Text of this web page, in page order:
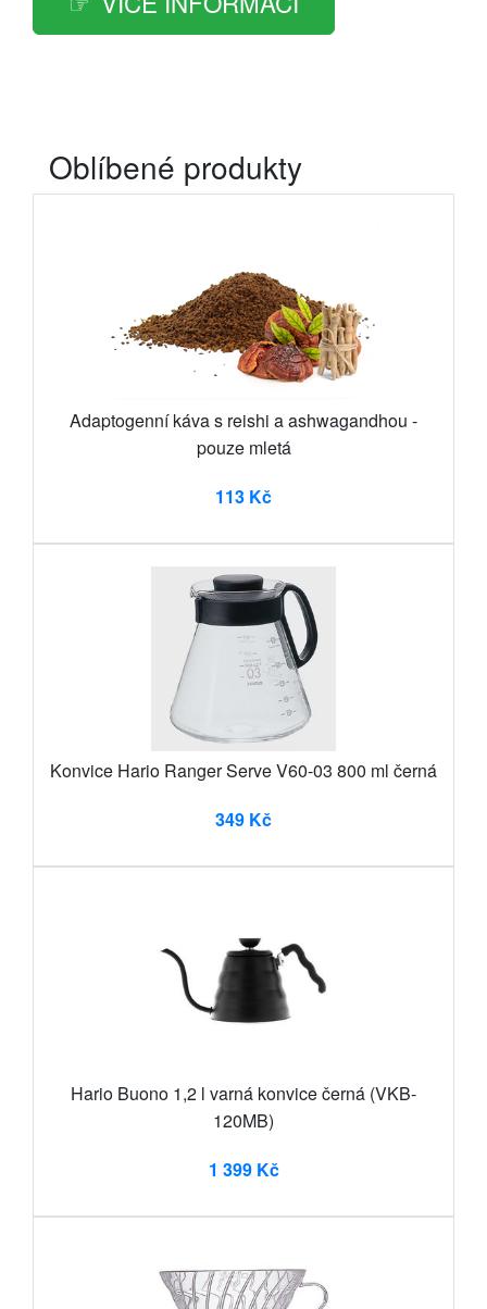
Oblíbené produkty
Adaptogenní káva s reishi a ashwagandhou -
pouze mletá
113 Kč
Konvice Hario Ranger Serve V60-03 800 ml černá
349 Kč
Hario Buono 1,2 l varná konvice černá (VKB-
120MB)
1 399 Kč